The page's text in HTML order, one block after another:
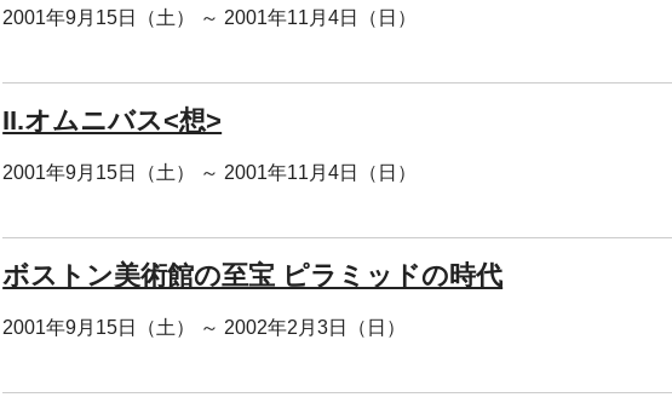
2001年9月15日（土） ～ 2001年11月4日（日）
II.オムニバス<想>
2001年9月15日（土） ～ 2001年11月4日（日）
ボストン美術館の至宝 ピラミッドの時代
2001年9月15日（土） ～ 2002年2月3日（日）